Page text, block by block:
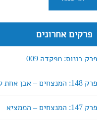
פרקים אחרונים
פרק בונוס: מפקדה 009
פרק 148: המנצחים – אבן אחת קטנה
פרק 147: המנצחים – הממציא